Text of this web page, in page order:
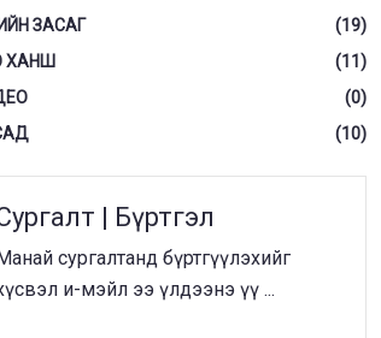
ЗАСАГ
(19)
ХАНШ
(11)
(0)
(10)
| Бүртгэл
сургалтанд бүртгүүлэхийг
и-мэйл ээ үлдээнэ үү ...